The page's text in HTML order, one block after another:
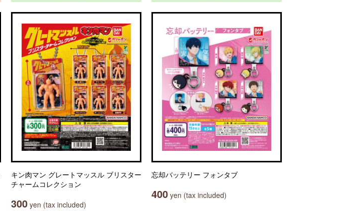
キン肉マン グレートマッスル ブリスター
チャームコレクション
300 yen (tax included)
忘却バッテリー フォンタブ
400 yen (tax included)